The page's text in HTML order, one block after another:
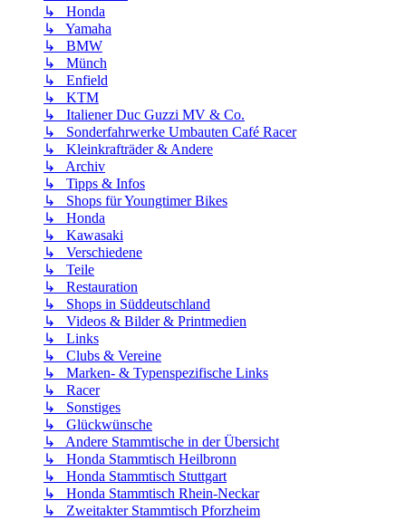
↳ Honda
↳ Yamaha
↳ BMW
↳ Münch
↳ Enfield
↳ KTM
↳ Italiener Duc Guzzi MV & Co.
↳ Sonderfahrwerke Umbauten Café Racer
↳ Kleinkrafträder & Andere
↳ Archiv
↳ Tipps & Infos
↳ Shops für Youngtimer Bikes
↳ Honda
↳ Kawasaki
↳ Verschiedene
↳ Teile
↳ Restauration
↳ Shops in Süddeutschland
↳ Videos & Bilder & Printmedien
↳ Links
↳ Clubs & Vereine
↳ Marken- & Typenspezifische Links
↳ Racer
↳ Sonstiges
↳ Glückwünsche
↳ Andere Stammtische in der Übersicht
↳ Honda Stammtisch Heilbronn
↳ Honda Stammtisch Stuttgart
↳ Honda Stammtisch Rhein-Neckar
↳ Zweitakter Stammtisch Pforzheim